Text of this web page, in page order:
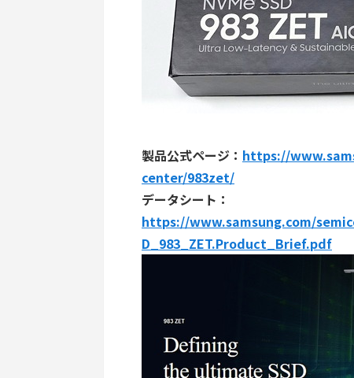
製品公式ページ： https://
center/983zet/
データシート：
https://www.samsung.com/
D_983_ZET.Product_Brief.pdf